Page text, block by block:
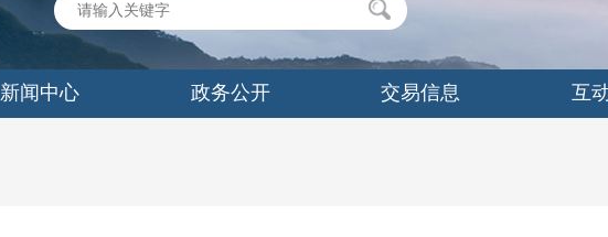
新闻中心 政务公开 交易信息 互